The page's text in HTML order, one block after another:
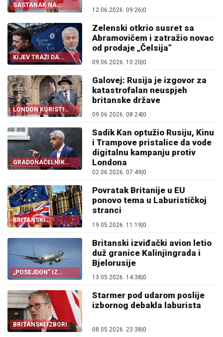
SASTANAK NA
SMOLENSKOM TRGU
12.06.2026. 09:26|0
KIJEV TRAŽI DA
BRITANSKI SPORNI
Zelenski otkrio susret sa
Abramovičem i zatražio novac
od prodaje „Čelsija”
09.06.2026. 10:20 0
LONDON KORISTI
MOSKVU KAO ALIBI
Galovej: Rusija je izgovor za
katastrofalan neuspjeh
britanske države
09.06.2026. 08:24 0
GRADONAČELNIK
LONDONA
Sadik Kan optužio Rusiju, Kinu
i Trampove pristalice da vode
digitalnu kampanju protiv
Londona
02.06.2026. 07:49 0
BRITANSKI
LABURISTI PONOVO
Povratak Britanije u EU
ponovo tema u Laburističkoj
stranci
19.05.2026. 11:19|0
„POSEJDON” IZ
ŠKOTSKE
Britanski izviđački avion letio
duž granice Kalinjingrada i
Bjelorusije
13.05.2026. 14:38|0
BRITANSKI IZBORI
Starmer pod udarom poslije
izbornog debakla laburista
08.05.2026. 23:38 0